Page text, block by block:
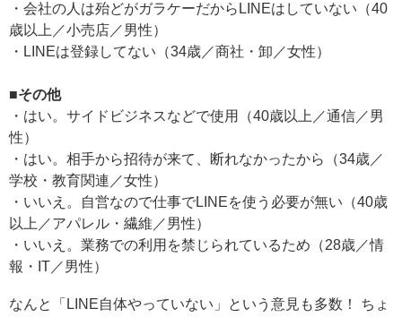
・会社の人は殆どがガラケーだからLINEはしていない（40
歳以上／小売店／男性）
・LINEは登録してない（34歳／商社・卸／女性）
■その他
・はい。サイドビジネスなどで使用（40歳以上／通信／男
性）
・はい。相手から招待が来て、断れなかったから（34歳／
学校・教育関連／女性）
・いいえ。自営なので仕事でLINEを使う必要が無い（40歳
以上／アパレル・繊維／男性）
・いいえ。業務での利用を禁じられているため（28歳／情
報・IT／男性）
なんと「LINE自体やっていない」という意見も多数！ ちょ